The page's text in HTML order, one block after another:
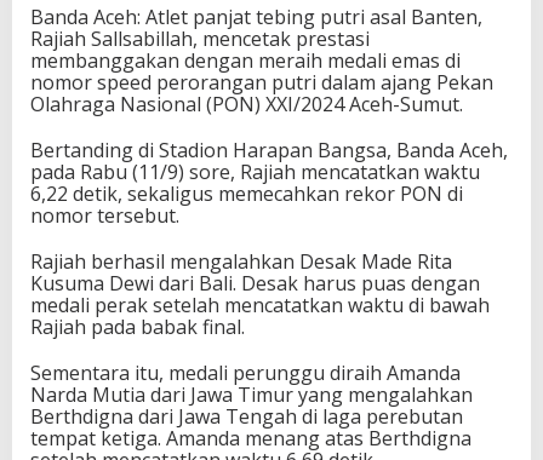
T
e
b
i
n
,
R
a
j
a
h
S
a
l
s
a
b
i
Banda Aceh: Atlet panjat tebing putri asal Banten,
Rajiah Sallsabillah, mencetak prestasi
membanggakan dengan meraih medali emas di
nomor speed perorangan putri dalam ajang Pekan
Olahraga Nasional (PON) XXI/2024 Aceh-Sumut.
Bertanding di Stadion Harapan Bangsa, Banda Aceh,
pada Rabu (11/9) sore, Rajiah mencatatkan waktu
6,22 detik, sekaligus memecahkan rekor PON di
nomor tersebut.
Rajiah berhasil mengalahkan Desak Made Rita
Kusuma Dewi dari Bali. Desak harus puas dengan
medali perak setelah mencatatkan waktu di bawah
Rajiah pada babak final.
Sementara itu, medali perunggu diraih Amanda
Narda Mutia dari Jawa Timur yang mengalahkan
Berthdigna dari Jawa Tengah di laga perebutan
tempat ketiga. Amanda menang atas Berthdigna